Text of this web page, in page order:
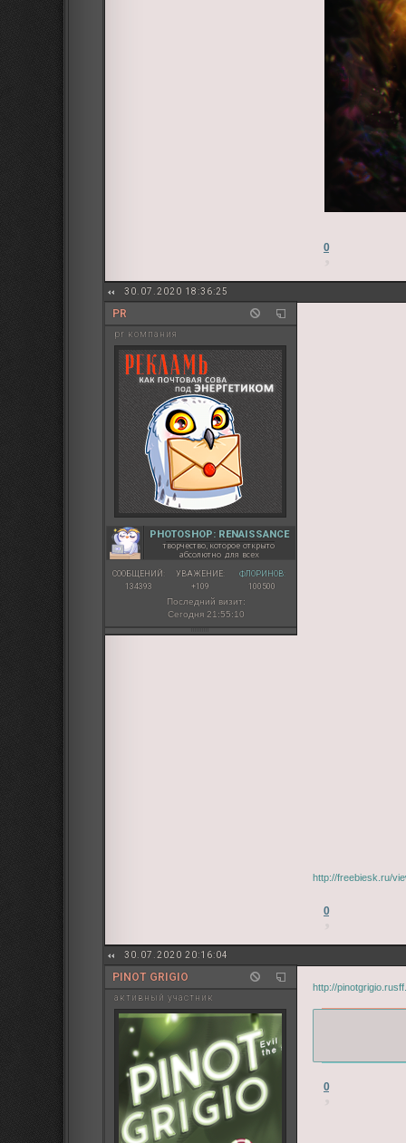
0
30.07.2020 18:36:25
PR
pr компания
PHOTOSHOP: RENAISSANCE
творчество, которое открыто
абсолютно для всех
СООБЩЕНИЙ:
134393
УВАЖЕНИЕ:
+109
ФЛОРИНОВ:
100500
Последний визит:
Сегодня 21:55:10
http://freebiesk.ru/
0
30.07.2020 20:16:04
PINOT GRIGIO
активный участник
http://
0